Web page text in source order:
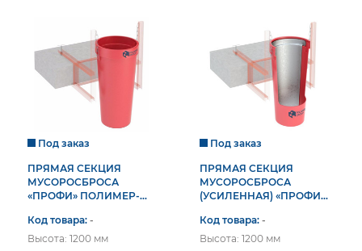
Под заказ
ПРЯМАЯ СЕКЦИЯ
МУСОРОСБРОСА
«ПРОФИ» ПОЛИМЕР-
Код товара: -
Высота: 1200 мм
Под заказ
ПРЯМАЯ СЕКЦИЯ
МУСОРОСБРОСА
(УСИЛЕННАЯ) «ПРОФИ»
Код товара:-
Высота: 1200 мм